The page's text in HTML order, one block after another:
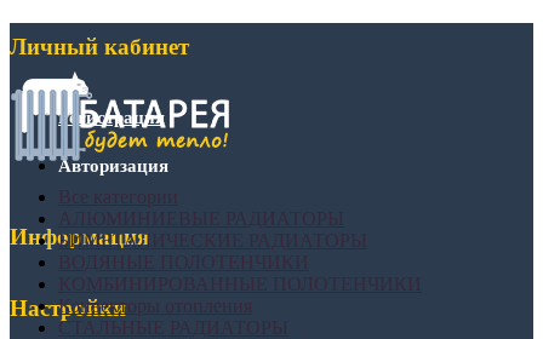
Личный кабинет
Регистрация
Авторизация
Информация
Настройки
БИМЕТАЛИЧЕСКИЕ РАДИАТОРЫ
Конвекторы отопления
СТАЛЬНЫЕ РАДИАТОРЫ